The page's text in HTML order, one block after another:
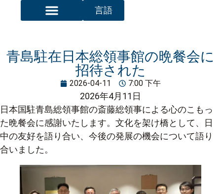
言語
青島駐在日本総領事館の晩餐会に
招待された
2026-04-11 7:00 下午
2026年4月11日
日本国駐青島総領事館の斎藤総領事による心のこもっ
た晩餐会に感謝いたします。文化を架け橋として、日
中の友好を語り合い、今後の発展の機会について語り
合いました。